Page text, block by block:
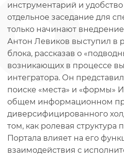
инструментарий и
отдельное заседание для
только начинают
Антон Левиков выступил в
блока, рассказав о
возникающих в процессе
интегратора. Он
поиске «места» и «формы»
общем информационном
диверсифицированного
том, как ролевая структура
Портала влияет на его
взаимодействия с